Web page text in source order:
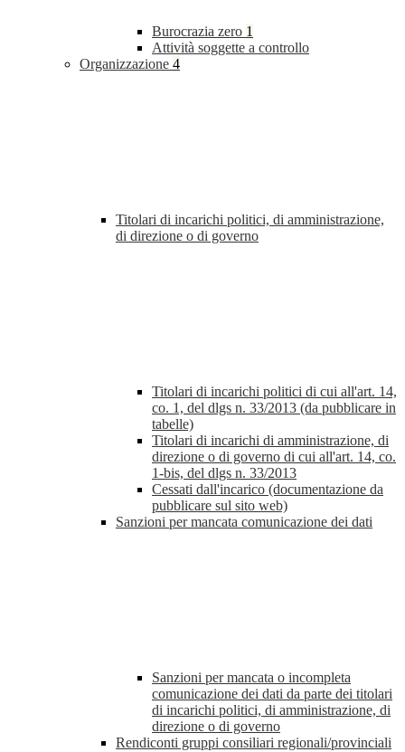
Burocrazia zero 1
Attività soggette a controllo
Organizzazione 4
Titolari di incarichi politici, di amministrazione,
di direzione o di governo
Titolari di incarichi politici di cui all'art. 14,
co. 1, del dlgs n. 33/2013 (da pubblicare in
tabelle)
Titolari di incarichi di amministrazione, di
direzione o di governo di cui all'art. 14, co.
1-bis, del dlgs n. 33/2013
Cessati dall'incarico (documentazione da
pubblicare sul sito web)
Sanzioni per mancata comunicazione dei dati
Sanzioni per mancata o incompleta
comunicazione dei dati da parte dei titolari
di incarichi politici, di amministrazione, di
direzione o di governo
Rendiconti gruppi consiliari regionali/provinciali